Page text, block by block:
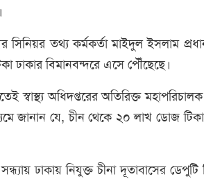
সিনিয়র তথ্য কর্মকর্তা মাইদুল ইসলাম
ঢাকার বিমানবন্দরে এসে পৌঁছেছে।
স্বাস্থ্য অধিদপ্তরের অতিরিক্ত
জানান যে, চীন থেকে ২০ লাখ ডোজ
ঢাকায় নিযুক্ত চীনা দূতাবাসের